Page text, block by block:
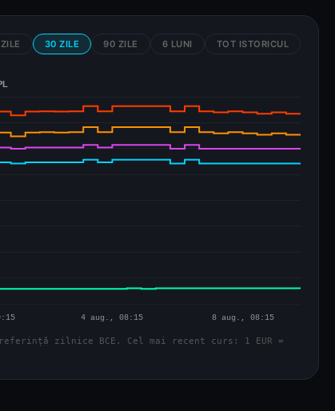
30 ZILE 90 ZILE 6 LUNI TOT ISTORICUL
zilnice BCE. Cel mai recent curs: 1 EUR =